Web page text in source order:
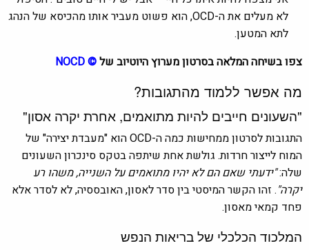
לא מעלים את ה-OCD, הוא פשוט מעביר אותו מהכיסא של הנהג
לתא המטען.
צפו בשיחה המלאה בסרטון מערוץ היוטיוב של©
NOCD
מה אפשר ללמוד מהתגובות?
"השעונים חייבים להיות מתואמים, אחרת יקרה אסון"
התגובות לסרטון ממחישות כמה ה-OCD הוא "מעבדת יצירה" של
המוח לייצור חרדות. גולשת אחת שיתפה בטקס סינכרון השעונים
שלה:"ידעתי שאם הם לא יהיו מתואמים על השנייה, משהו רע
יקרה". זהו הקשר המיסטי בין סדר לאסון, האובססיה, לא לסדר אלא
פחד קמאי מאסון.
המלכוד הכלכלי של בריאות הנפש